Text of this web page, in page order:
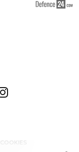
COOKIES